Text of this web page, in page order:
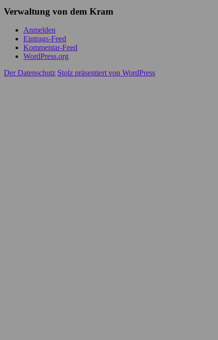
Verwaltung von dem Kram
Anmelden
Eintrags-Feed
Kommentar-Feed
WordPress.org
Der Datenschutz Stolz präsentiert von WordPress